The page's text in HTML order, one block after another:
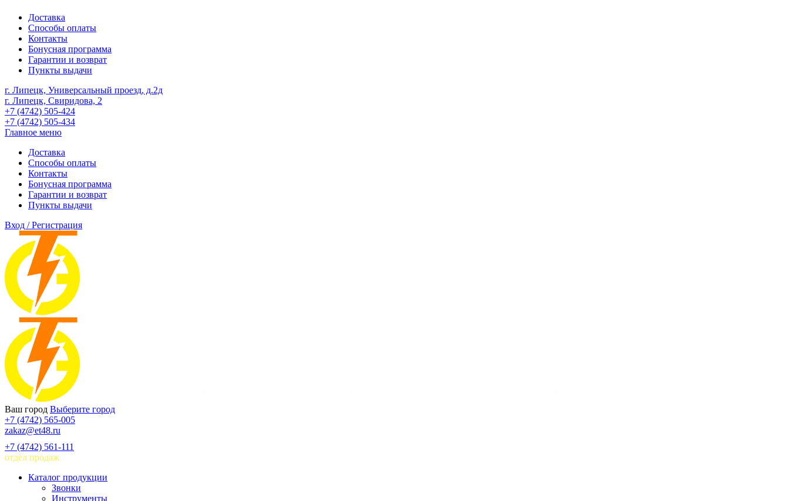
Доставка
Способы оплаты
Контакты
Бонусная программа
Гарантии и возврат
Пункты выдачи
г. Липецк, Универсальный проезд, д.2д
г. Липецк, Свиридова, 2
+7 (4742) 505-424
+7 (4742) 505-434
Главное меню
Доставка
Способы оплаты
Контакты
Бонусная программа
Гарантии и возврат
Пункты выдачи
Вход / Регистрация
Ваш город Выберите город
+7 (4742) 565-005
zakaz@et48.ru
+7 (4742) 561-111
отдел продаж
Каталог продукции
Звонки
Инструменты